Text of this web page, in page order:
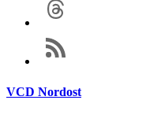
VCD Nordost